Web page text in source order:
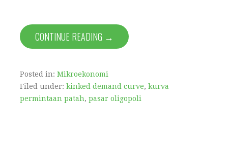
CONTINUE READING →
Posted in: Mikroekonomi
Filed under: kinked demand curve, kurva
permintaan patah, pasar oligopoli